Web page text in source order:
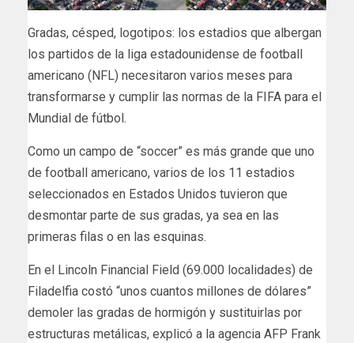
Gradas, césped, logotipos: los estadios que albergan
los partidos de la liga estadounidense de football
americano (NFL) necesitaron varios meses para
transformarse y cumplir las normas de la FIFA para el
Mundial de fútbol.
Como un campo de “soccer” es más grande que uno
de football americano, varios de los 11 estadios
seleccionados en Estados Unidos tuvieron que
desmontar parte de sus gradas, ya sea en las
primeras filas o en las esquinas.
En el Lincoln Financial Field (69.000 localidades) de
Filadelfia costó “unos cuantos millones de dólares”
demoler las gradas de hormigón y sustituirlas por
estructuras metálicas, explicó a la agencia AFP Frank